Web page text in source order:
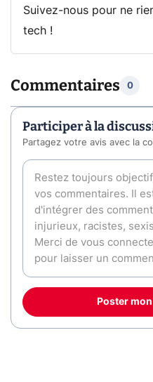
Suivez-nous pour ne
tech !
Commentaires 0
Participer à la
Partagez votre avis avec la
Poster